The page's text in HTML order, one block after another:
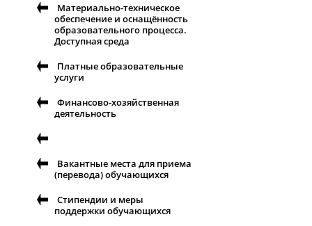
Материально-техническое
обеспечение и оснащённость
образовательного процесса.
Доступная среда
Платные образовательные
услуги
Финансово-хозяйственная
деятельность
Вакантные места для приема
(перевода) обучающихся
Стипендии и меры
поддержки обучающихся